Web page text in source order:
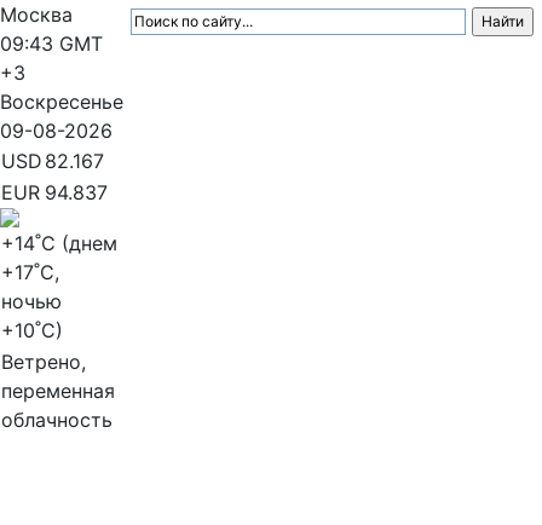
Москва
09:43 GMT
+3
Воскресенье
09-08-2026
USD 82.167
EUR 94.837
+14˚C (днем
+17˚C,
ночью
+10˚C)
Ветрено,
переменная
облачность